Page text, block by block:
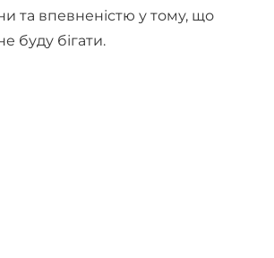
та впевненістю у тому, що
буду бігати.